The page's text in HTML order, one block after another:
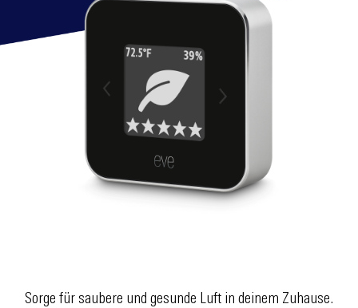
Sorge für saubere und gesunde Luft in deinem Zuhause.